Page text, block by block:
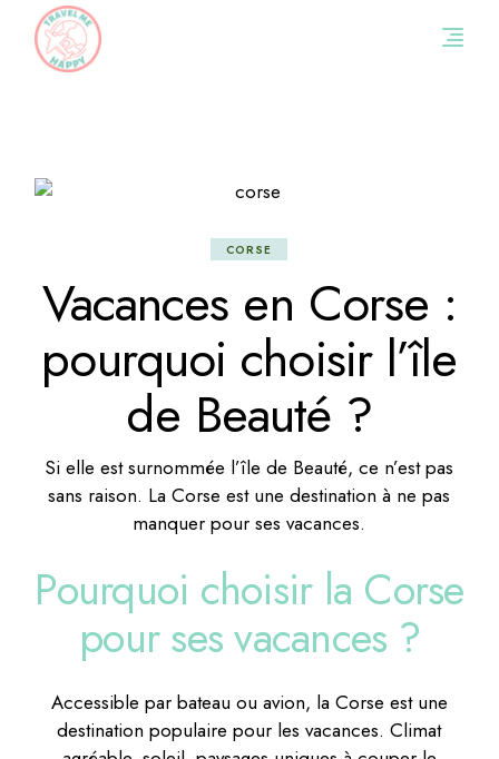
content
CORSE
Vacances en Corse :
pourquoi choisir l’île
de Beauté ?
Si elle est surnommée l’île de Beauté, ce n’est pas
sans raison. La Corse est une destination à ne pas
manquer pour ses vacances.
Pourquoi choisir la Corse
pour ses vacances ?
Accessible par bateau ou avion, la Corse est une
destination populaire pour les vacances. Climat